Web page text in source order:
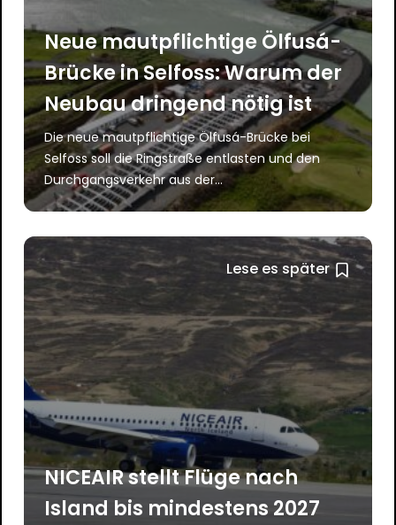
Neue mautpflichtige Ölfusá-
Brücke in Selfoss: Warum der
Neubau dringend nötig ist
Die neue mautpflichtige Ölfusá-Brücke bei
Selfoss soll die Ringstraße entlasten und den
Durchgangsverkehr aus der...
Lese es später
NICEAIR stellt Flüge nach
Island bis mindestens 2027